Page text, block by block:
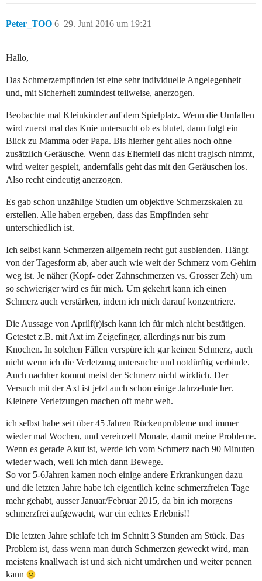
Peter_TOO 29. Juni 2016 um 19:21
6
Hallo,
Das Schmerzempfinden ist eine sehr individuelle Angelegenheit
und, mit Sicherheit zumindest teilweise, anerzogen.
Beobachte mal Kleinkinder auf dem Spielplatz. Wenn die Umfallen
wird zuerst mal das Knie untersucht ob es blutet, dann folgt ein
Blick zu Mamma oder Papa. Bis hierher geht alles noch ohne
zusätzlich Geräusche. Wenn das Elternteil das nicht tragisch nimmt,
wird weiter gespielt, andernfalls geht das mit den Geräuschen los.
Also recht eindeutig anerzogen.
Es gab schon unzählige Studien um objektive Schmerzskalen zu
erstellen. Alle haben ergeben, dass das Empfinden sehr
unterschiedlich ist.
Ich selbst kann Schmerzen allgemein recht gut ausblenden. Hängt
von der Tagesform ab, aber auch wie weit der Schmerz vom Gehirn
weg ist. Je näher (Kopf- oder Zahnschmerzen vs. Grosser Zeh) um
so schwieriger wird es für mich. Um gekehrt kann ich einen
Schmerz auch verstärken, indem ich mich darauf konzentriere.
Die Aussage von Aprilf(r)isch kann ich für mich nicht bestätigen.
Getestet z.B. mit Axt im Zeigefinger, allerdings nur bis zum
Knochen. In solchen Fällen verspüre ich gar keinen Schmerz, auch
nicht wenn ich die Verletzung untersuche und notdürftig verbinde.
Auch nachher kommt meist der Schmerz nicht wirklich. Der
Versuch mit der Axt ist jetzt auch schon einige Jahrzehnte her.
Kleinere Verletzungen machen oft mehr weh.
ich selbst habe seit über 45 Jahren Rückenprobleme und immer
wieder mal Wochen, und vereinzelt Monate, damit meine Probleme.
Wenn es gerade Akut ist, werde ich vom Schmerz nach 90 Minuten
wieder wach, weil ich mich dann Bewege.
So vor 5-6Jahren kamen noch einige andere Erkrankungen dazu
und die letzten Jahre habe ich eigentlich keine schmerzfreien Tage
mehr gehabt, ausser Januar/Februar 2015, da bin ich morgens
schmerzfrei aufgewacht, war ein echtes Erlebnis!!
Die letzten Jahre schlafe ich im Schnitt 3 Stunden am Stück. Das
Problem ist, dass wenn man durch Schmerzen geweckt wird, man
meistens knallwach ist und sich nicht umdrehen und weiter pennen
kann